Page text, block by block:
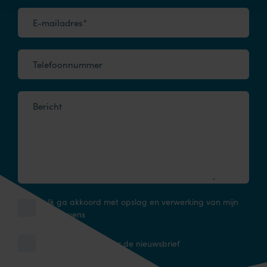
E-mailadres*
Telefoonnummer
Bericht
Ik ga akkoord met opslag en verwerking van mijn
gegevens
Ik schrijf me in voor de nieuwsbrief